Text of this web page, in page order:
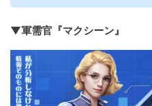
▼軍需官『マクシーン』